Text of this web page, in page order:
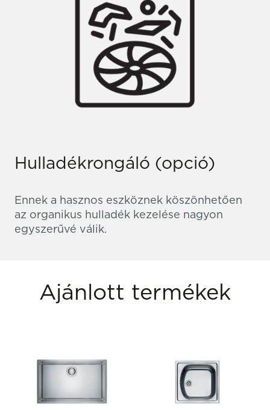
Hulladékrongáló (opció)
Ennek a hasznos eszköznek köszönhetően
az organikus hulladék kezelése nagyon
egyszerűvé válik.
Ajánlott termékek